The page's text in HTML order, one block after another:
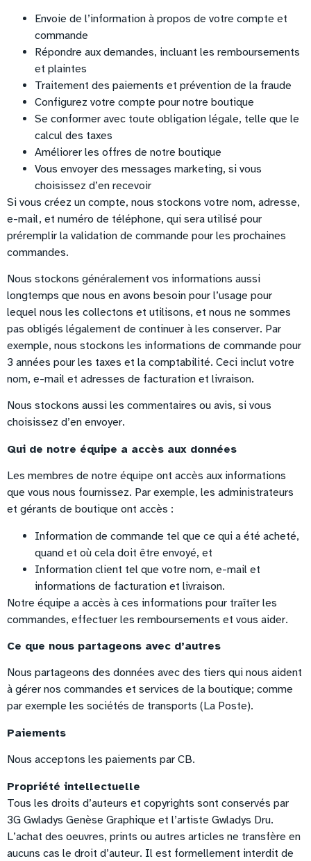
Envoie de l’information à propos de votre compte et
commande
Répondre aux demandes, incluant les remboursements
et plaintes
Traitement des paiements et prévention de la fraude
Configurez votre compte pour notre boutique
Se conformer avec toute obligation légale, telle que le
calcul des taxes
Améliorer les offres de notre boutique
Vous envoyer des messages marketing, si vous
choisissez d’en recevoir
Si vous créez un compte, nous stockons votre nom, adresse,
e-mail, et numéro de téléphone, qui sera utilisé pour
préremplir la validation de commande pour les prochaines
commandes.
Nous stockons généralement vos informations aussi
longtemps que nous en avons besoin pour l’usage pour
lequel nous les collectons et utilisons, et nous ne sommes
pas obligés légalement de continuer à les conserver. Par
exemple, nous stockons les informations de commande pour
3 années pour les taxes et la comptabilité. Ceci inclut votre
nom, e-mail et adresses de facturation et livraison.
Nous stockons aussi les commentaires ou avis, si vous
choisissez d’en envoyer.
Qui de notre équipe a accès aux données
Les membres de notre équipe ont accès aux informations
que vous nous fournissez. Par exemple, les administrateurs
et gérants de boutique ont accès :
Information de commande tel que ce qui a été acheté,
quand et où cela doit être envoyé, et
Information client tel que votre nom, e-mail et
informations de facturation et livraison.
Notre équipe a accès à ces informations pour traîter les
commandes, effectuer les remboursements et vous aider.
Ce que nous partageons avec d’autres
Nous partageons des données avec des tiers qui nous aident
à gérer nos commandes et services de la boutique; comme
par exemple les sociétés de transports (La Poste).
Paiements
Nous acceptons les paiements par CB.
Propriété intellectuelle
Tous les droits d’auteurs et copyrights sont conservés par
3G Gwladys Genèse Graphique et l’artiste Gwladys Dru.
L’achat des oeuvres, prints ou autres articles ne transfère en
aucuns cas le droit d’auteur. Il est formellement interdit de